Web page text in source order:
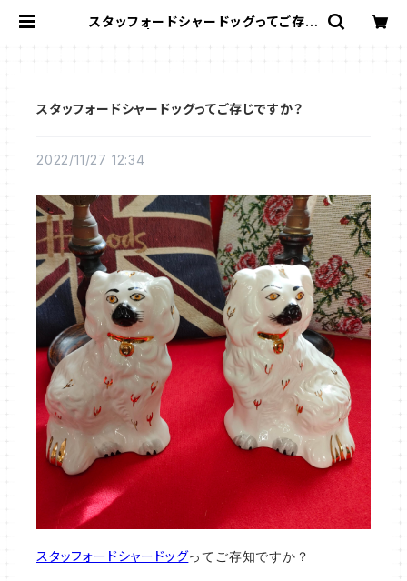
スタッフォードシャードッグってご存じ
スタッフォードシャードッグってご存じですか？
2022/11/27 12:34
スタッフォードシャードッグってご存知ですか？